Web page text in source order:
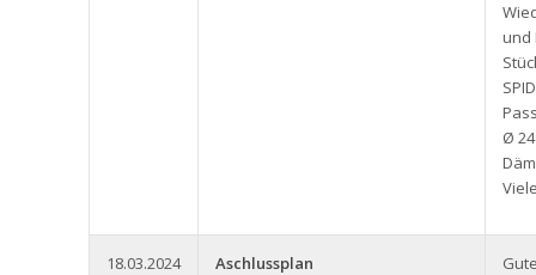
und
Ø
18.03.2024
Aschlussplan